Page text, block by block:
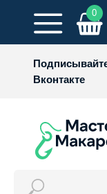
0
Вконтакте